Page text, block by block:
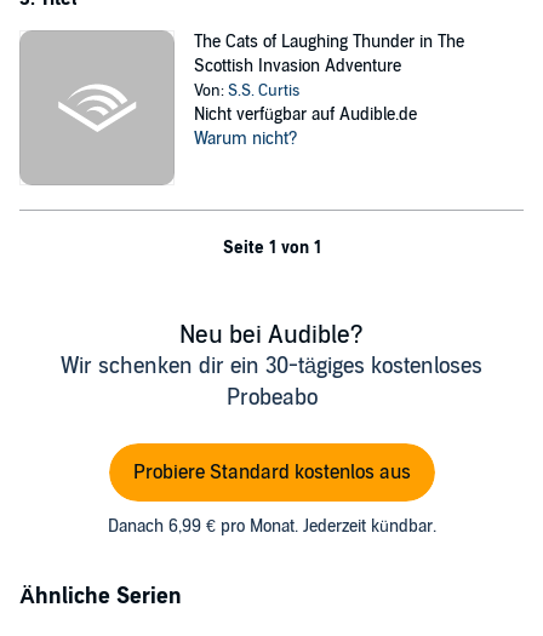
The Cats of Laughing Thunder in The
Scottish Invasion Adventure
Von:S.S. Curtis
Nicht verfügbar auf Audible.de
Warum nicht?
Seite 1 von 1
Neu bei Audible?
Wir schenken dir ein 30-tägiges kostenloses
Probeabo
Probiere Standard kostenlos aus
Danach 6,99 € pro Monat. Jederzeit kündbar.
Ähnliche Serien